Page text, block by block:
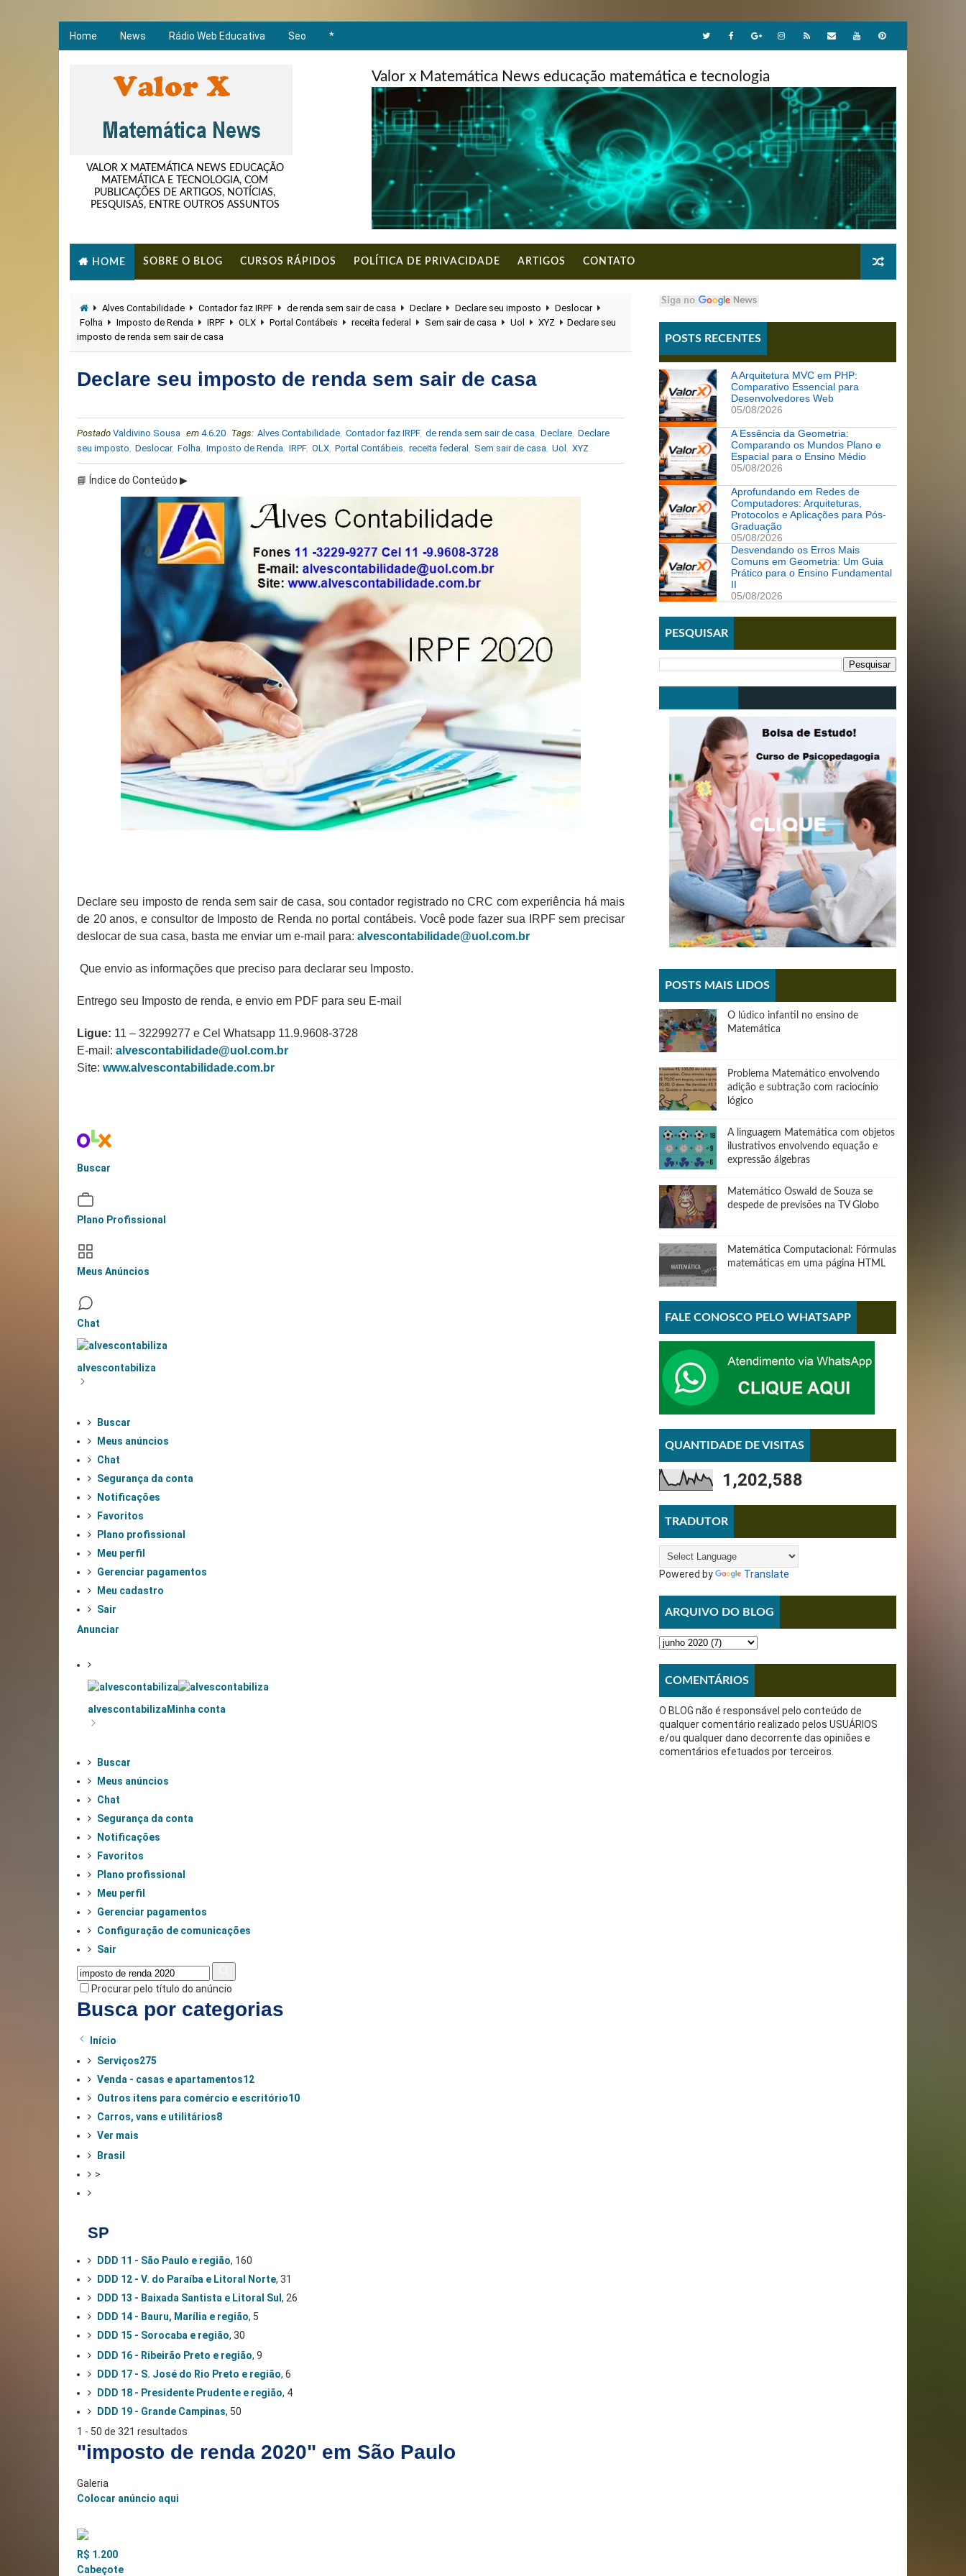
Home News Rádio Web Educativa Seo *
VALOR X MATEMÁTICA NEWS EDUCAÇÃO
MATEMÁTICA E TECNOLOGIA, COM
PUBLICAÇÕES DE ARTIGOS, NOTÍCIAS,
PESQUISAS, ENTRE OUTROS ASSUNTOS
Valor x Matemática News educação matemática e tecnologia
HOME SOBRE O BLOG CURSOS RÁPIDOS POLÍTICA DE PRIVACIDADE ARTIGOS CONTATO
Alves Contabilidade Contador faz IRPF de renda sem sair de casa Declare Declare seu imposto
Deslocar
Folha
Imposto de Renda IRPF OLX Portal Contábeis receita federal Sem sair de casa Uol XYZ
Declare seu
imposto de renda sem sair de casa
Declare seu imposto de renda sem sair de casa
Postado Valdivino Sousa em 4.6.20 Tags: Alves Contabilidade Contador faz IRPF, de renda sem sair de casa Declare Declare
seu imposto Deslocar, Folha Imposto de Renda IRPF, OLX Portal Contábeis receita federal Sem sair de casa Uol XYZ
📘 Índice do Conteúdo ▶
Declare seu imposto de renda sem sair de casa, sou contador registrado no CRC com experiência há mais
de 20 anos, e consultor de Imposto de Renda no portal contábeis. Você pode fazer sua IRPF sem precisar
deslocar de sua casa, basta me enviar um e-mail para: alvescontabilidade@uol.com.br
Que envio as informações que preciso para declarar seu Imposto.
Entrego seu Imposto de renda, e envio em PDF para seu E-mail
Ligue: 11 – 32299277 e Cel Whatsapp 11.9.9608-3728
E-mail: alvescontabilidade@uol.com.br
Site: www.alvescontabilidade.com.br
Buscar
Plano Profissional
Meus Anúncios
Chat
alvescontabiliza
Buscar
Meus anúncios
Chat
Segurança da conta
Notificações
Favoritos
Plano profissional
Meu perfil
Gerenciar pagamentos
Meu cadastro
Sair
Anunciar
alvescontabiliza Minha conta
Buscar
Meus anúncios
Chat
Segurança da conta
Notificações
Favoritos
Plano profissional
Meu perfil
Gerenciar pagamentos
Configuração de comunicações
Sair
Procurar pelo título do anúncio
Busca por categorias
Início
Serviços275
Venda - casas e apartamentos12
Outros itens para comércio e escritório10
Carros, vans e utilitários8
Ver mais
Brasil
>
SP
DDD 11 - São Paulo e região, 160
DDD 12 - V. do Paraíba e Litoral Norte, 31
DDD 13 - Baixada Santista e Litoral Sul , 26
DDD 14 - Bauru, Marília e região, 5
DDD 15 - Sorocaba e região, 30
DDD 16 - Ribeirão Preto e região, 9
DDD 17 - S. José do Rio Preto e região, 6
DDD 18 - Presidente Prudente e região, 4
DDD 19 - Grande Campinas, 50
1 - 50 de 321 resultados
"imposto de renda 2020" em São Paulo
Galeria
Colocar anúncio aqui
R$ 1.200
Cabeçote
POSTS RECENTES
A Arquitetura MVC em PHP:
Comparativo Essencial para
Desenvolvedores Web
05/08/2026
A Essência da Geometria:
Comparando os Mundos Plano e
Espacial para o Ensino Médio
05/08/2026
Aprofundando em Redes de
Computadores: Arquiteturas,
Protocolos e Aplicações para Pós-
Graduação
05/08/2026
Desvendando os Erros Mais
Comuns em Geometria: Um Guia
Prático para o Ensino Fundamental
II
05/08/2026
PESQUISAR
POSTS MAIS LIDOS
O lúdico infantil no ensino de
Matemática
Problema Matemático envolvendo
adição e subtração com raciocínio
lógico
A linguagem Matemática com objetos
ilustrativos envolvendo equação e
expressão álgebras
Matemático Oswald de Souza se
despede de previsões na TV Globo
Matemática Computacional: Fórmulas
matemáticas em uma página HTML
FALE CONOSCO PELO WHATSAPP
QUANTIDADE DE VISITAS
1,202,588
TRADUTOR
Powered by Translate
ARQUIVO DO BLOG
COMENTÁRIOS
O BLOG não é responsável pelo conteúdo de
qualquer comentário realizado pelos USUÁRIOS
e/ou qualquer dano decorrente das opiniões e
comentários efetuados por terceiros.